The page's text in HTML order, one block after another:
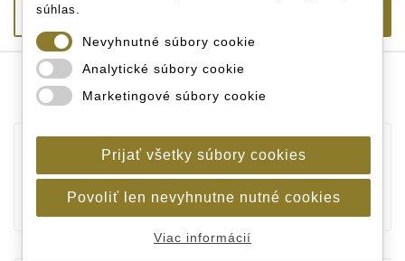
Úvodná stránka
Bižutéria
Vymotávače, odvíjače vlascov a šnúr
VYMOTÁVAČE, ODVÍJAČE
VLASCOV A ŠNÚR
súhlas.
Nevyhnutné súbory cookie
Analytické súbory cookie
Marketingové súbory cookie
Prijať všetky súbory cookies
Povoliť len nevyhnutne nutné cookies
Viac informácií